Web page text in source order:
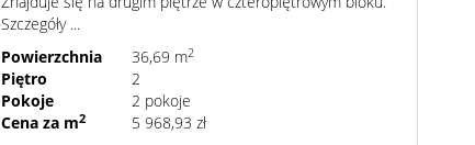
Szczegóły ...
Powierzchnia
36,69 m2
Piętro
2
Pokoje
2 pokoje
Cena za m2 5 968,93 zł